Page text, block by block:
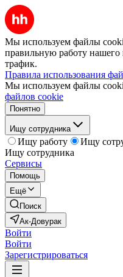
Мы используем файлы
правильную работу нашего
трафик.
Правила использования
Мы используем файлы
файлов cookie
Понятно
Ищу сотрудника
Ищу работу
Ищу
Ищу сотрудника
Сервисы
Помощь
Ещё
Поиск
Ак-Довурак
Войти
Войти
Зарегистрироваться